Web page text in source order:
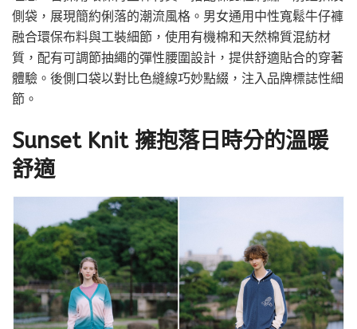
側袋，展現簡約俐落的潮流風格。男女通用中性寬鬆牛仔褲
融合環保布料與工裝細節，使用有機棉和天然棉質混紡材
質，配有可調節抽繩的彈性腰圍設計，提供舒適貼合的穿著
體驗。後側口袋以對比色縫線巧妙點綴，注入品牌標誌性細
節。
Sunset Knit 擁抱落日時分的溫暖
舒適